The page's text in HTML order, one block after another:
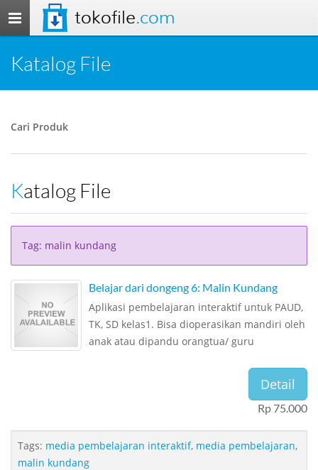
Toggle
navigation
tokofile.com
Katalog File
Cari Produk
Katalog File
Tag: malin kundang
Belajar dari dongeng 6: Malin Kundang
Aplikasi pembelajaran interaktif untuk PAUD,
TK, SD kelas1. Bisa dioperasikan mandiri oleh
anak atau dipandu orangtua/ guru
Detail
Rp 75.000
Tags: media pembelajaran interaktif, media pembelajaran,
malin kundang